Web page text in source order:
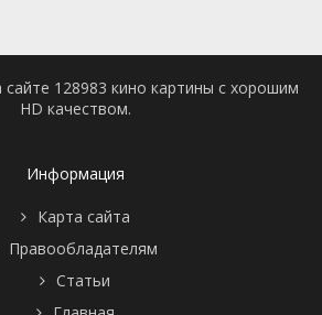
128983 кино картины с хорошим
HD качеством.
Информация
Карта сайта
Правообладателям
Статьи